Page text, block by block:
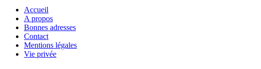
Accueil
A propos
Bonnes adresses
Contact
Mentions légales
Vie privée